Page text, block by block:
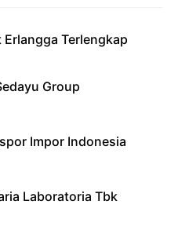
Erlangga Terlengkap
Group
Impor Indonesia
Laboratoria Tbk